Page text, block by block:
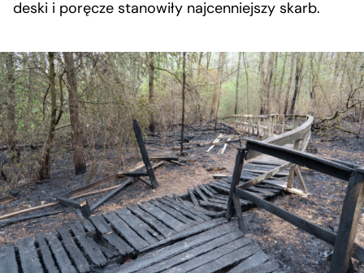
deski i poręcze stanowiły najcenniejszy skarb.